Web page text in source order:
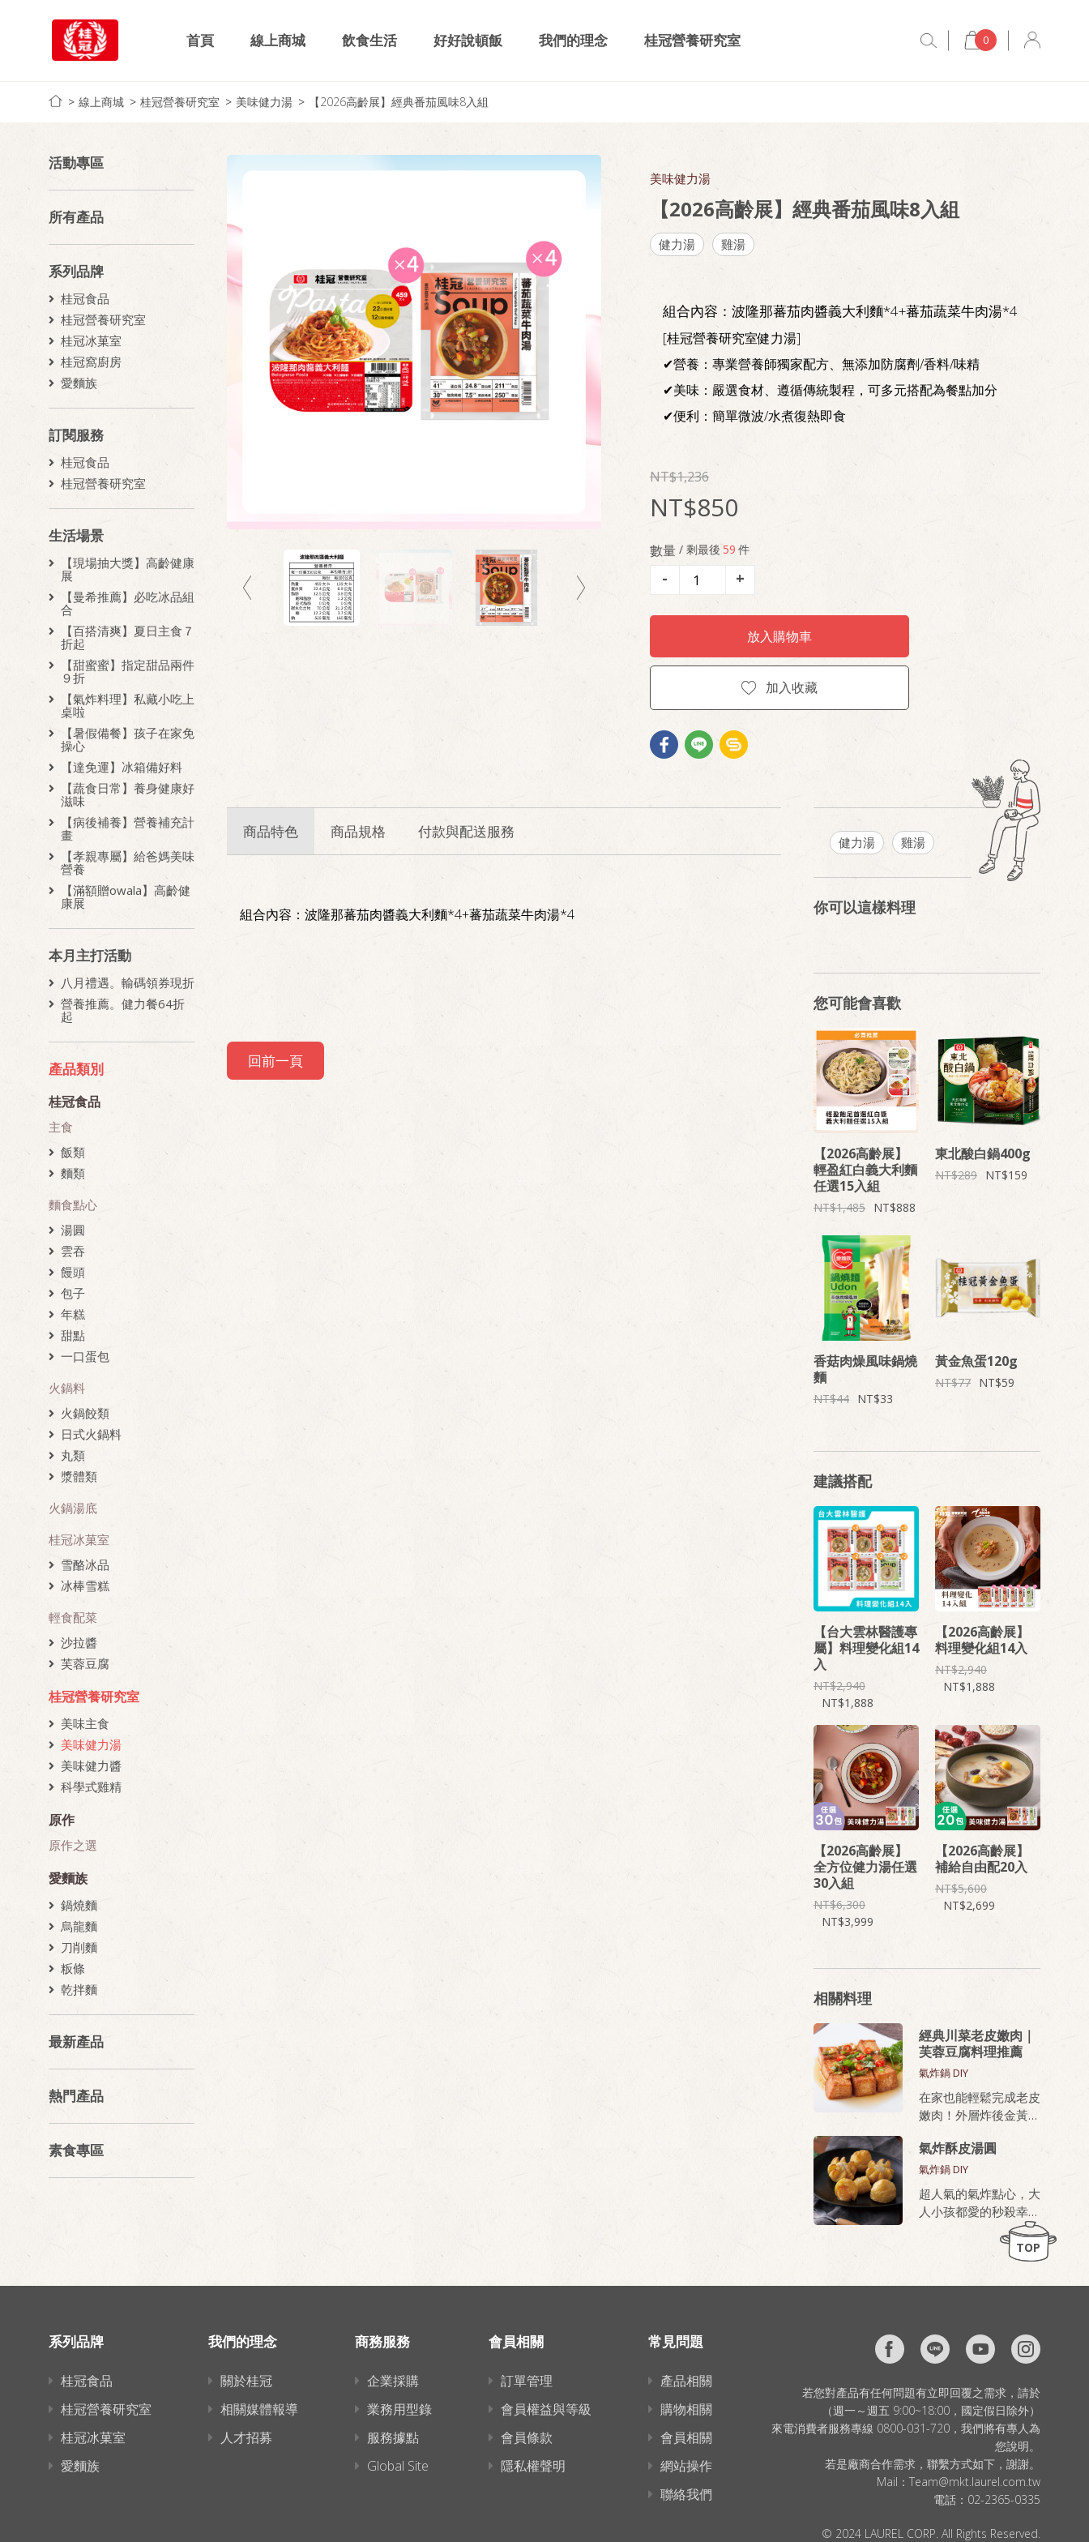
首頁 線上商城 飲食生活 好好說頓飯 我們的理念 桂冠營養研究室 0
線上商城 桂冠營養研究室 美味健力湯 【2026高齡展】經典番茄風味8入組
活動專區
所有產品
系列品牌
桂冠食品
桂冠營養研究室
桂冠冰菓室
桂冠窩廚房
愛麵族
訂閱服務
桂冠食品
桂冠營養研究室
生活場景
【現場抽大獎】高齡健康
展
【曼希推薦】必吃冰品組
合
【百搭清爽】夏日主食７
折起
【甜蜜蜜】指定甜品兩件
９折
【氣炸料理】私藏小吃上
桌啦
【暑假備餐】孩子在家免
操心
【達免運】冰箱備好料
【蔬食日常】養身健康好
滋味
【病後補養】營養補充計
畫
【孝親專屬】給爸媽美味
營養
【滿額贈owala】高齡健
康展
本月主打活動
八月禮遇。輸碼領券現折
營養推薦。健力餐64折
起
產品類別
桂冠食品
主食
飯類
麵類
麵食點心
湯圓
雲吞
饅頭
包子
年糕
甜點
一口蛋包
火鍋料
火鍋餃類
日式火鍋料
丸類
漿體類
火鍋湯底
桂冠冰菓室
雪酪冰品
冰棒雪糕
輕食配菜
沙拉醬
芙蓉豆腐
桂冠營養研究室
美味主食
美味健力湯
美味健力醬
科學式雞精
原作
原作之選
愛麵族
鍋燒麵
烏龍麵
刀削麵
粄條
乾拌麵
最新產品
熱門產品
素食專區
美味健力湯
【2026高齡展】經典番茄風味8入組
健力湯 雞湯
組合內容：波隆那蕃茄肉醬義大利麵*4+蕃茄蔬菜牛肉湯*4
[桂冠營養研究室健力湯]
✔營養：專業營養師獨家配方、無添加防腐劑/香料/味精
✔美味：嚴選食材、遵循傳統製程，可多元搭配為餐點加分
✔便利：簡單微波/水煮復熱即食
1,236
850
數量 / 剩最後 59 件
- +
放入購物車
加入收藏
商品特色 商品規格 付款與配送服務
組合內容：波隆那蕃茄肉醬義大利麵*4+蕃茄蔬菜牛肉湯*4
回前一頁
健力湯 雞湯
你可以這樣料理
您可能會喜歡
【2026高齡展】
輕盈紅白義大利麵
任選15入組
1,485 888
東北酸白鍋400g
289 159
香菇肉燥風味鍋燒
麵
44 33
黃金魚蛋120g
77 59
建議搭配
【台大雲林醫護專
屬】料理變化組14
入
2,940
1,888
【2026高齡展】
料理變化組14入
2,940
1,888
【2026高齡展】
全方位健力湯任選
30入組
6,300
3,999
【2026高齡展】
補給自由配20入
5,600
2,699
相關料理
經典川菜老皮嫩肉｜
芙蓉豆腐料理推薦
氣炸鍋 DIY
在家也能輕鬆完成老皮
嫩肉！外層炸後金黃酥
厚，無論油炸或氣炸都
好上手，新手也能做出
餐廳級美味。
桂冠芙蓉豆腐，就是做
老皮嫩肉的秘密武器！
氣炸酥皮湯圓
氣炸鍋 DIY
超人氣的氣炸點心，大
人小孩都愛的秒殺幸福
TOP
系列品牌
桂冠食品
桂冠營養研究室
桂冠冰菓室
愛麵族
我們的理念
關於桂冠
相關媒體報導
人才招募
商務服務
企業採購
業務用型錄
服務據點
Global Site
會員相關
訂單管理
會員權益與等級
會員條款
隱私權聲明
常見問題
產品相關
購物相關
會員相關
網站操作
聯絡我們
若您對產品有任何問題有立即回覆之需求，請於
（週一～週五 9:00~18:00，國定假日除外）
來電消費者服務專線 0800-031-720，我們將有專人為
您說明。
若是廠商合作需求，聯繫方式如下，謝謝。
Mail： Team@mkt.laurel.com.tw
電話： 02-2365-0335
© 2024 LAUREL CORP. All Rights Reserved.